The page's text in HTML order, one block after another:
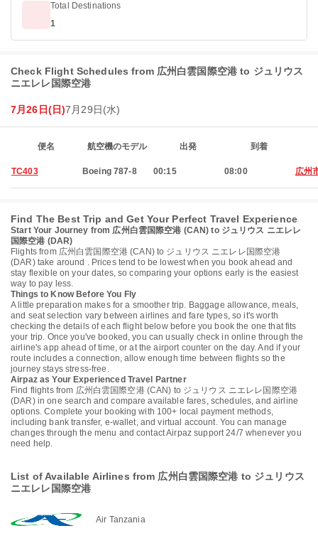
Total Destinations
1
Check Flight Schedules from 広州白雲国際空港 to ジュリウス
ニエレレ国際空港
7月26日(日)7月29日(水)
便名 航空機のモデル 出発 到着
TC403 Boeing 787-8 00:15 08:00 広州
Find The Best Trip and Get Your Perfect Travel Experience
Start Your Journey from 広州白雲国際空港 (CAN) to ジュリウス ニエレレ
国際空港 (DAR)
Flights from 広州白雲国際空港 (CAN) to ジュリウス ニエレレ国際空港
(DAR) take around . Prices tend to be lowest when you book ahead and
stay flexible on your dates, so comparing your options early is the easiest
way to pay less.
Things to Know Before You Fly
A little preparation makes for a smoother trip. Baggage allowance, meals,
and seat selection vary between airlines and fare types, so it's worth
checking the details of each flight below before you book the one that fits
your trip. Once you've booked, you can usually check in online through the
airline's app ahead of time, or at the airport counter on the day. And if your
route includes a connection, allow enough time between flights so the
journey stays stress-free.
Airpaz as Your Experienced Travel Partner
Find flights from 広州白雲国際空港 (CAN) to ジュリウス ニエレレ国際空港
(DAR) in one search and compare available fares, schedules, and airline
options. Complete your booking with 100+ local payment methods,
including bank transfer, e-wallet, and virtual account. You can manage
changes through the menu and contact Airpaz support 24/7 whenever you
need help.
List of Available Airlines from 広州白雲国際空港 to ジュリウス
ニエレレ国際空港
Air Tanzania